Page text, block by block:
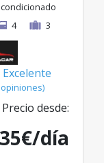
4 3
Excelente
opiniones)
Precio desde:
35€/día